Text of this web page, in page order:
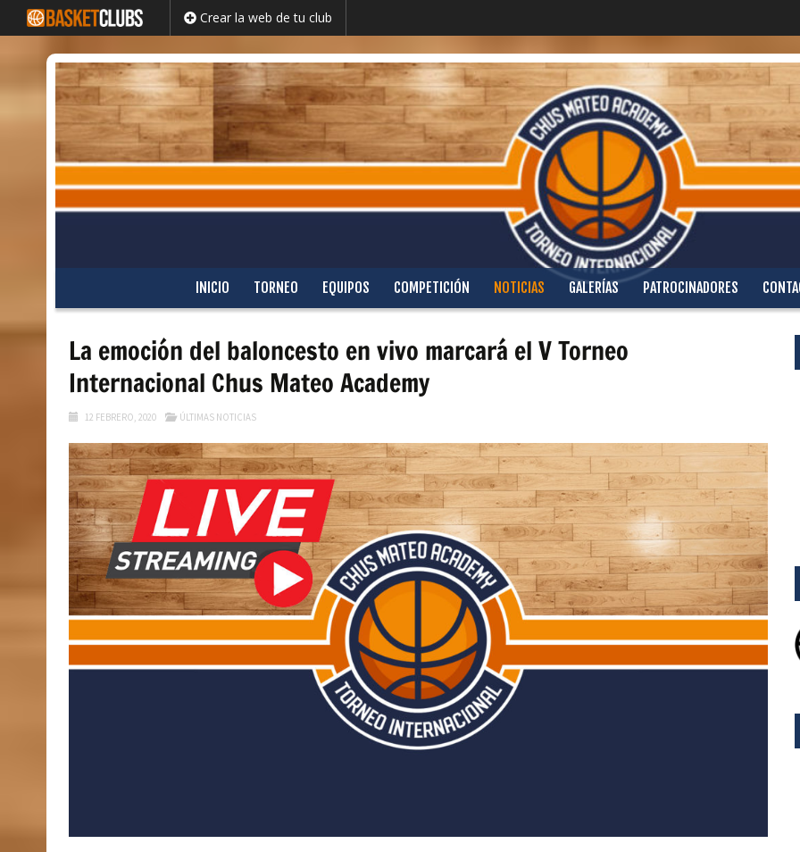
Crear la web de tu club
INICIO TORNEO EQUIPOS COMPETICIÓN NOTICIAS GALERÍAS PATROCINADORES
La emoción del baloncesto en vivo marcará el V Torneo
Internacional Chus Mateo Academy
12 FEBRERO, 2020 ÚLTIMAS NOTICIAS